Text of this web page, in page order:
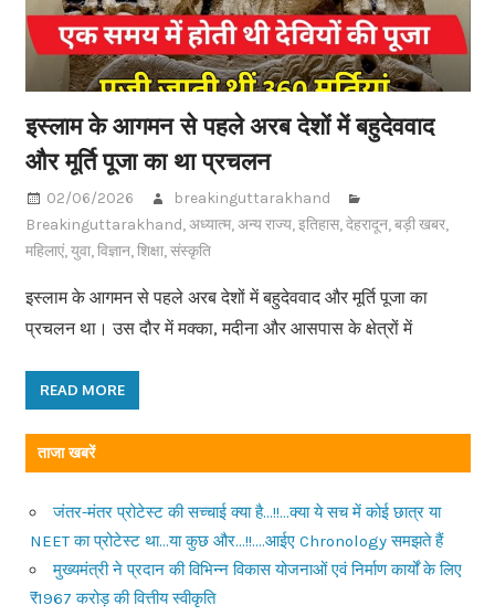
इस्लाम के आगमन से पहले अरब देशों में बहुदेववाद
और मूर्ति पूजा का था प्रचलन
02/06/2026
breakinguttarakhand
Breakinguttarakhand,अध्यात्म,अन्य राज्य,इतिहास,देहरादून,बड़ी खबर,
महिलाएं,युवा,विज्ञान,शिक्षा,संस्कृति
इस्लाम के आगमन से पहले अरब देशों में बहुदेववाद और मूर्ति पूजा का
प्रचलन था। उस दौर में मक्का, मदीना और आसपास के क्षेत्रों में
READ MORE
ताजा खबरें
जंतर-मंतर प्रोटेस्ट की सच्चाई क्या है…!!…क्या ये सच में कोई छात्र या
NEET का प्रोटेस्ट था…या कुछ और…!!….आईए Chronology समझते हैं
मुख्यमंत्री ने प्रदान की विभिन्न विकास योजनाओं एवं निर्माण कार्यों के लिए
₹1967 करोड़ की वित्तीय स्वीकृति